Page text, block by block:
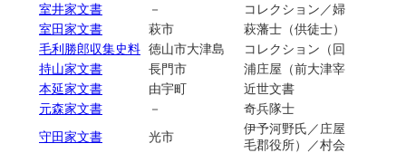
室井家文書
－
コレクション／婦人会
室田家文書
萩市
萩藩士（供徒士）
毛利勝郎収集史料 徳山市大津島
コレクション（回天資料）
持山家文書
長門市
浦庄屋（前大津宰判仙崎浦
本延家文書
由宇町
近世文書
元森家文書
－
奇兵隊士
守田家文書
光市
伊予河野氏／庄屋（熊毛宰
毛郡役所）／村会議員（周